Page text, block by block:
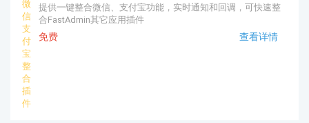
提供一键整合微信、支付宝功能，实时通知和回调，可快速整
合FastAdmin其它应用插件
免费 查看详情